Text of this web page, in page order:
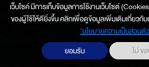
เว็บไซค์ มีการเก็บข้อมูลการใช้งานเว็บไซต์
ของผู้ใช้ให้ดียิ่งขึ้น คลิกเพื่อดูข้อมูลเพิ่มเติมเกี่ยวกั
‘นโยบายความเป็นส่วนตั
ยอมรับ
ไม่